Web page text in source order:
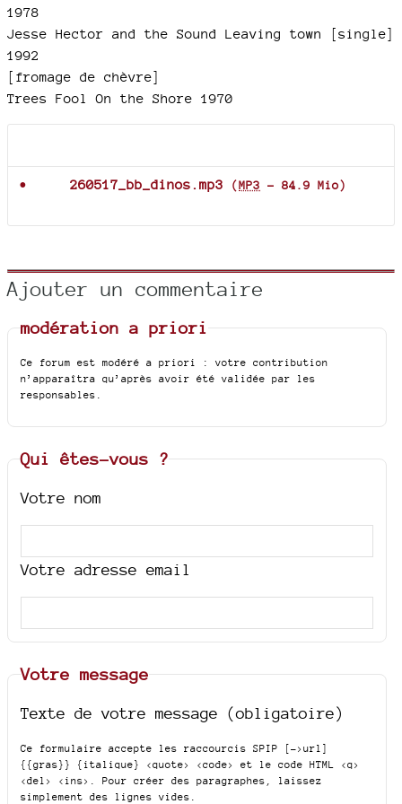
1978
Jesse Hector and the Sound Leaving town [single]
1992
[fromage de chèvre]
Trees Fool On the Shore 1970
260517_bb_dinos.mp3 (MP3 - 84.9 Mio)
Ajouter un commentaire
modération a priori
Ce forum est modéré a priori : votre contribution
n’apparaîtra qu’après avoir été validée par les
responsables.
Qui êtes-vous ?
Votre nom
Votre adresse email
Votre message
Texte de votre message (obligatoire)
Ce formulaire accepte les raccourcis SPIP
[->url]
{{gras}} {italique} <quote> <code>
et le code HTML <q>
<del> <ins>
. Pour créer des paragraphes, laissez
simplement des lignes vides.